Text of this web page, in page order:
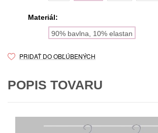
Materiál:
90% bavlna, 10% elastan
PRIDAŤ DO OBĽÚBENÝCH
POPIS TOVARU